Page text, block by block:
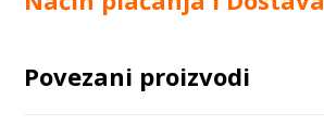
Povezani proizvodi